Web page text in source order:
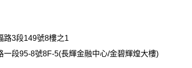
路3段149號8樓之1
一段95-8號8F-5(長輝金融中心/金碧輝煌大樓)